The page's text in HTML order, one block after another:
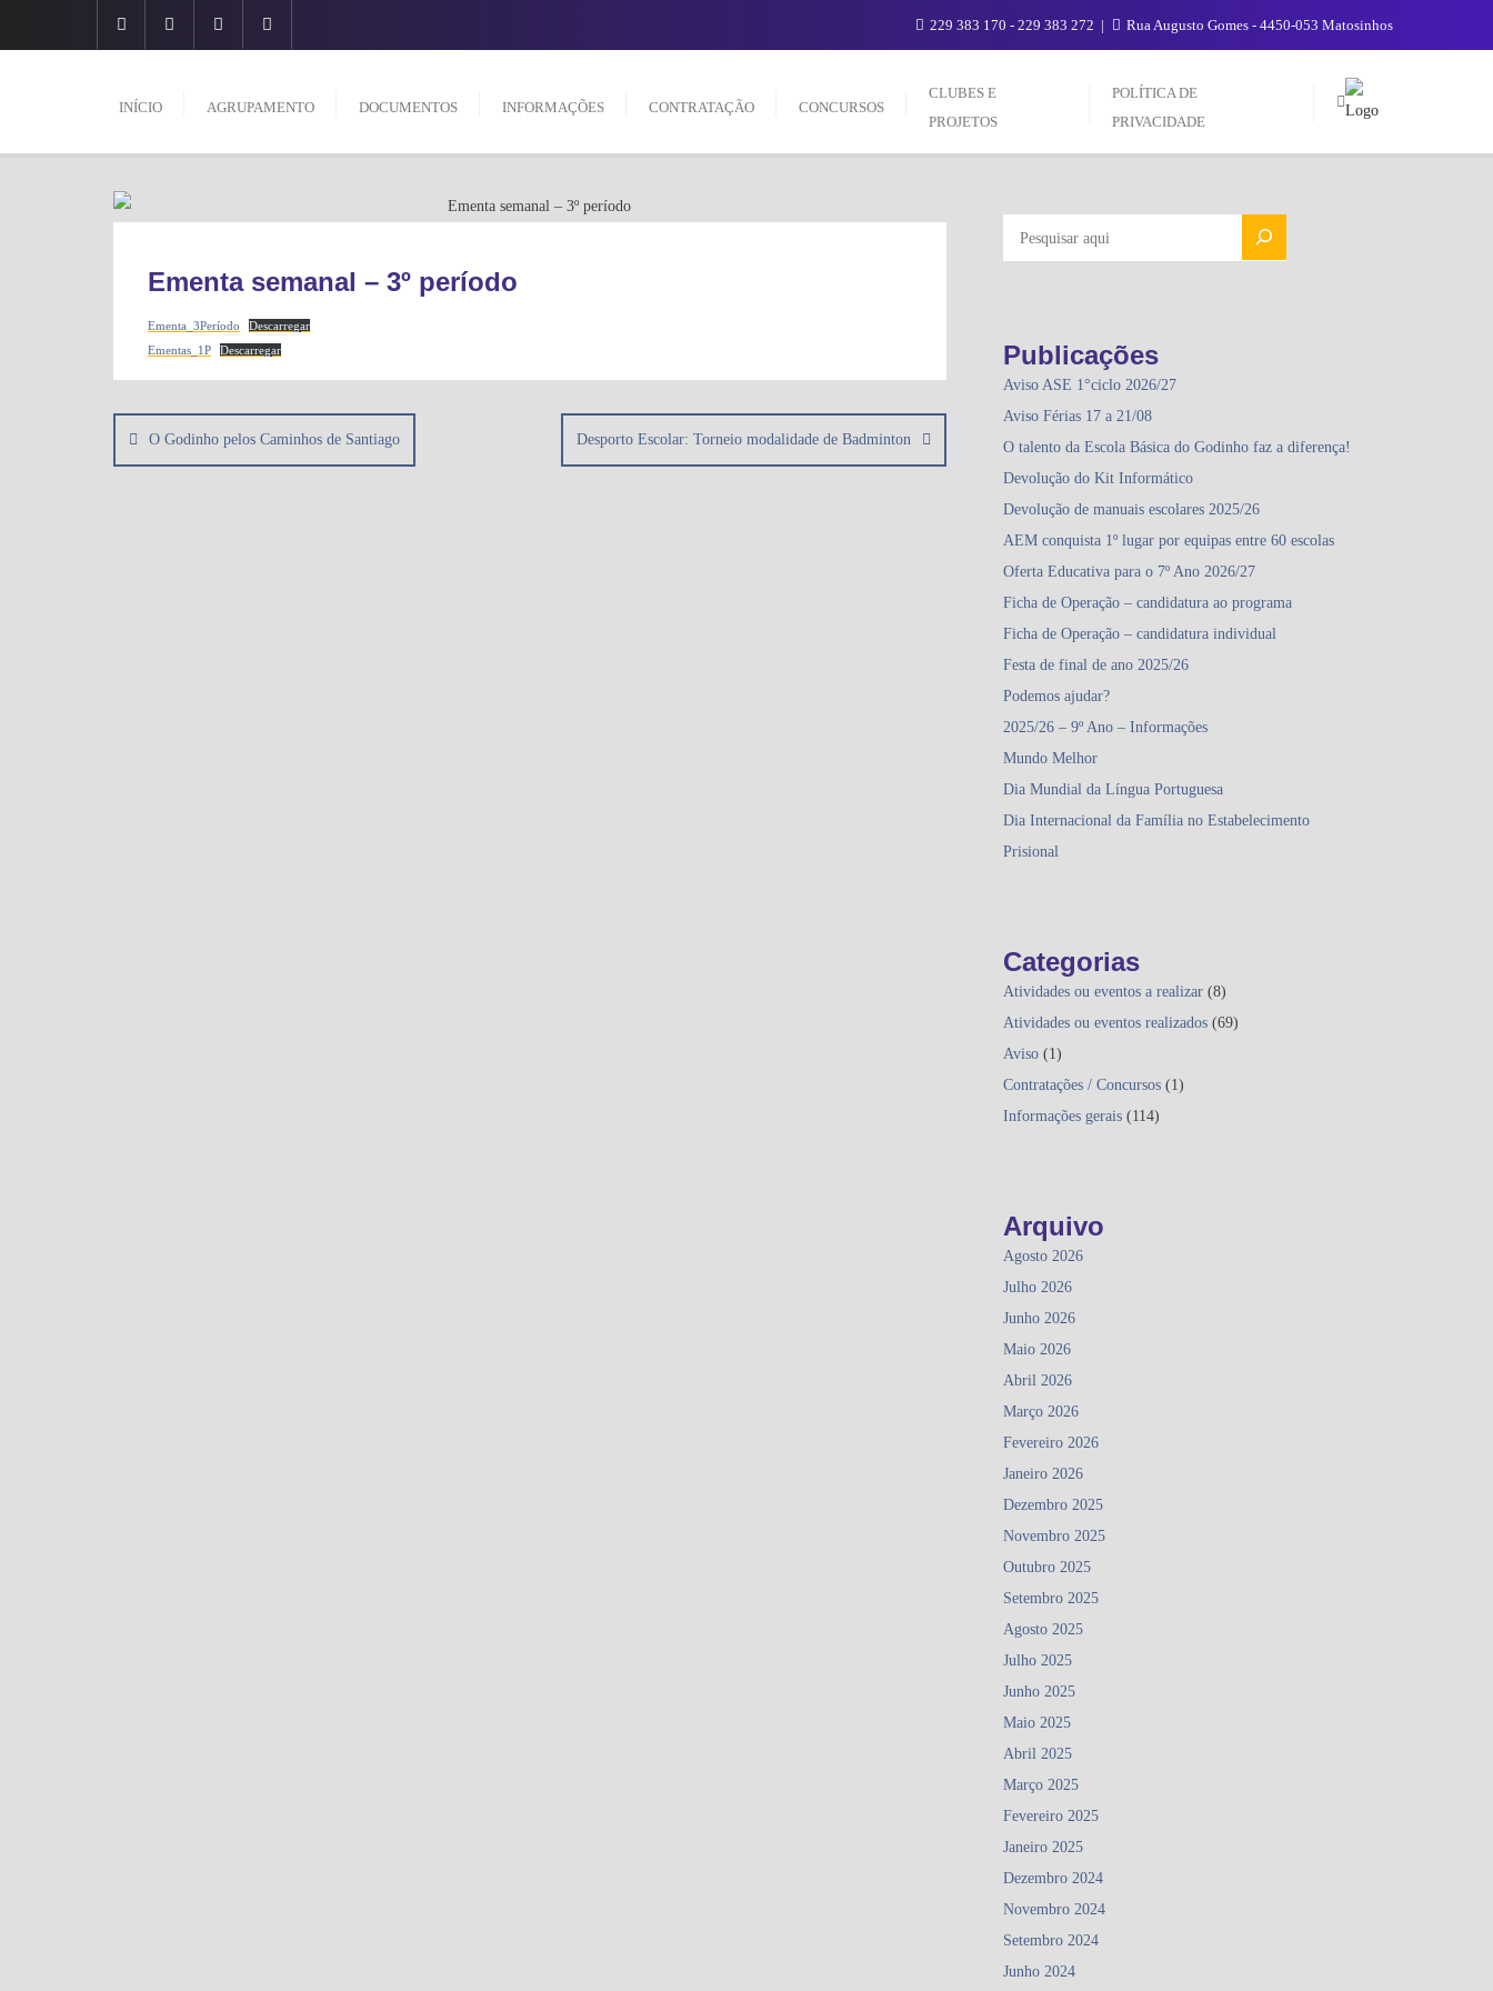
229 383 170 - 229 383 272 Rua Augusto Gomes - 4450-053 Matosinhos
INÍCIO AGRUPAMENTO DOCUMENTOS INFORMAÇÕES CONTRATAÇÃO CONCURSOS
CLUBES E
PROJETOS
POLÍTICA DE
PRIVACIDADE
Ementa semanal – 3º período
Ementa_3Período
Descarregar
Ementas_1P
Descarregar
deO Godinho pelos Caminhos de Santiago Desporto Escolar: Torneio modalidade de Badminton
Publicações
Aviso ASE 1°ciclo 2026/27
Aviso Férias 17 a 21/08
O talento da Escola Básica do Godinho faz a diferença!
Devolução do Kit Informático
Devolução de manuais escolares 2025/26
AEM conquista 1º lugar por equipas entre 60 escolas
Oferta Educativa para o 7º Ano 2026/27
Ficha de Operação – candidatura ao programa
Ficha de Operação – candidatura individual
Festa de final de ano 2025/26
Podemos ajudar?
2025/26 – 9º Ano – Informações
Mundo Melhor
Dia Mundial da Língua Portuguesa
Dia Internacional da Família no Estabelecimento
Prisional
Categorias
Atividades ou eventos a realizar (8)
Atividades ou eventos realizados (69)
Aviso (1)
Contratações / Concursos (1)
Informações gerais (114)
Arquivo
Agosto 2026
Julho 2026
Junho 2026
Maio 2026
Abril 2026
Março 2026
Fevereiro 2026
Janeiro 2026
Dezembro 2025
Novembro 2025
Outubro 2025
Setembro 2025
Agosto 2025
Julho 2025
Junho 2025
Maio 2025
Abril 2025
Março 2025
Fevereiro 2025
Janeiro 2025
Dezembro 2024
Novembro 2024
Setembro 2024
Junho 2024